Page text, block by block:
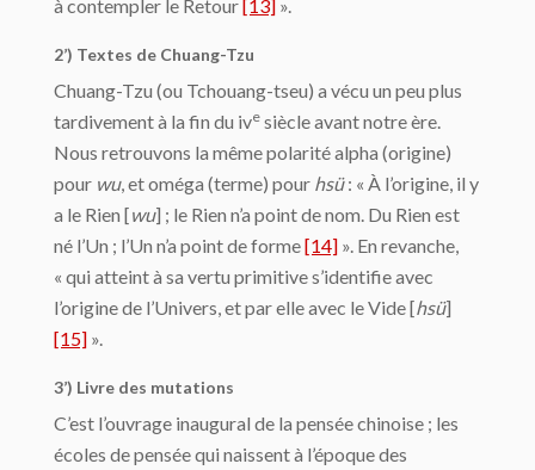
à contempler le Retour [13] ».
2’) Textes de Chuang-Tzu
Chuang-Tzu (ou Tchouang-tseu) a vécu un peu plus
tardivement à la fin du ive siècle avant notre ère.
Nous retrouvons la même polarité alpha (origine)
pour wu, et oméga (terme) pour hsü: « À l’origine, il y
a le Rien [wu] ; le Rien n’a point de nom. Du Rien est
né l’Un ; l’Un n’a point de forme[14] ». En revanche,
« qui atteint à sa vertu primitive s’identifie avec
l’origine de l’Univers, et par elle avec le Vide [hsü]
[15] ».
3’) Livre des mutations
C’est l’ouvrage inaugural de la pensée chinoise ; les
écoles de pensée qui naissent à l’époque des